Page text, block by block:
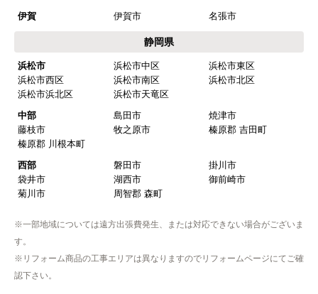
伊賀
伊賀市 名張市
静岡県
浜松市 浜松市中区
浜松市東区
浜松市西区
浜松市南区
浜松市北区
浜松市浜北区
浜松市天竜区
中部
島田市
焼津市
藤枝市
牧之原市
榛原郡 吉田町
榛原郡 川根本町
西部
磐田市
掛川市
袋井市
湖西市
御前崎市
菊川市
周智郡 森町
※一部地域については遠方出張費発生、または対応できない場合がございま
す。
※リフォーム商品の工事エリアは異なりますのでリフォームページにてご確
認下さい。